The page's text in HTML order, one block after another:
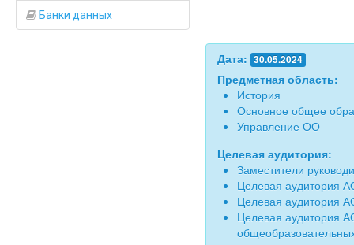
Банки данных
Дата: 30.05.2024
Предметная область:
История
Основное общее
Управление ОО
Целевая аудитория:
Заместители
Целевая аудитория
Целевая аудитория
Целевая аудитория